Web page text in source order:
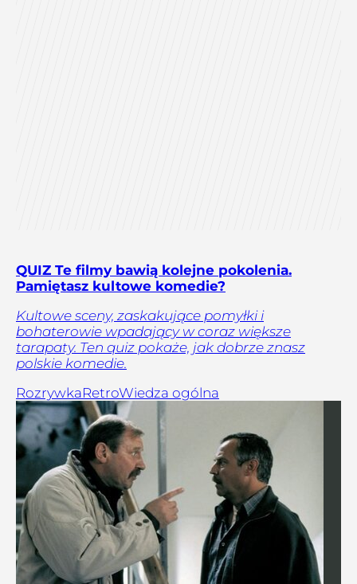
QUIZ Te filmy bawią kolejne pokolenia.
Pamiętasz kultowe komedie?
Kultowe sceny, zaskakujące pomyłki i
bohaterowie wpadający w coraz większe
tarapaty. Ten quiz pokaże, jak dobrze znasz
polskie komedie.
RozrywkaRetroWiedza ogólna